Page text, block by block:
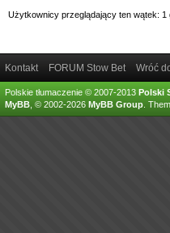
Użytkownicy przeglądający ten wątek: 1
Kontakt FORUM Stow Bet Wróć
Polskie tłumaczenie © 2007-2013 Polski
MyBB , © 2002-2026 MyBB Group